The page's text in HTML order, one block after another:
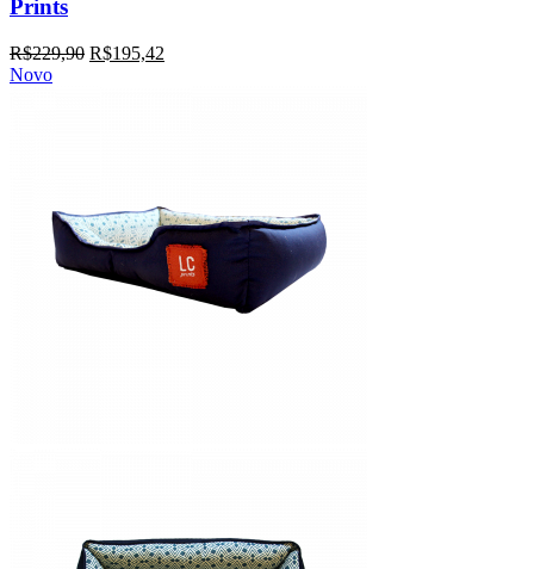
Prints
R$229,90 R$195,42
Novo